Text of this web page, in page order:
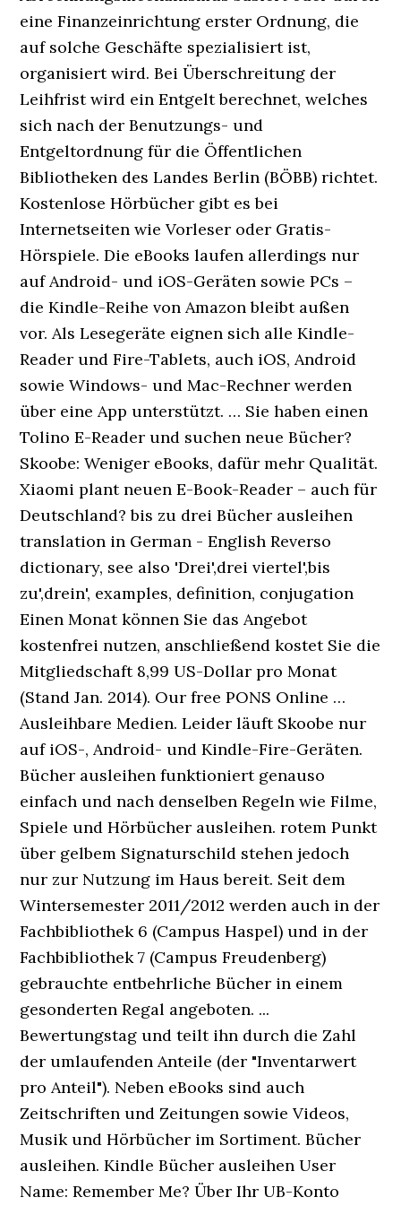
eine Finanzeinrichtung erster Ordnung, die
auf solche Geschäfte spezialisiert ist,
organisiert wird. Bei Überschreitung der
Leihfrist wird ein Entgelt berechnet, welches
sich nach der Benutzungs- und
Entgeltordnung für die Öffentlichen
Bibliotheken des Landes Berlin (BÖBB) richtet.
Kostenlose Hörbücher gibt es bei
Internetseiten wie Vorleser oder Gratis-
Hörspiele. Die eBooks laufen allerdings nur
auf Android- und iOS-Geräten sowie PCs –
die Kindle-Reihe von Amazon bleibt außen
vor. Als Lesegeräte eignen sich alle Kindle-
Reader und Fire-Tablets, auch iOS, Android
sowie Windows- und Mac-Rechner werden
über eine App unterstützt. … Sie haben einen
Tolino E-Reader und suchen neue Bücher?
Skoobe: Weniger eBooks, dafür mehr Qualität.
Xiaomi plant neuen E-Book-Reader – auch für
Deutschland? bis zu drei Bücher ausleihen
translation in German - English Reverso
dictionary, see also 'Drei',drei viertel',bis
zu',drein', examples, definition, conjugation
Einen Monat können Sie das Angebot
kostenfrei nutzen, anschließend kostet Sie die
Mitgliedschaft 8,99 US-Dollar pro Monat
(Stand Jan. 2014). Our free PONS Online …
Ausleihbare Medien. Leider läuft Skoobe nur
auf iOS-, Android- und Kindle-Fire-Geräten.
Bücher ausleihen funktioniert genauso
einfach und nach denselben Regeln wie Filme,
Spiele und Hörbücher ausleihen. rotem Punkt
über gelbem Signaturschild stehen jedoch
nur zur Nutzung im Haus bereit. Seit dem
Wintersemester 2011/2012 werden auch in der
Fachbibliothek 6 (Campus Haspel) und in der
Fachbibliothek 7 (Campus Freudenberg)
gebrauchte entbehrliche Bücher in einem
gesonderten Regal angeboten. ...
Bewertungstag und teilt ihn durch die Zahl
der umlaufenden Anteile (der "Inventarwert
pro Anteil"). Neben eBooks sind auch
Zeitschriften und Zeitungen sowie Videos,
Musik und Hörbücher im Sortiment. Bücher
ausleihen. Kindle Bücher ausleihen User
Name: Remember Me? Über Ihr UB-Konto